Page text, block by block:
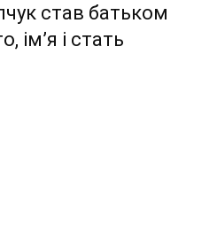
став батьком
ім’я і стать